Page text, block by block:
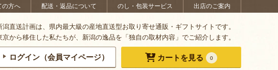
の方へ 配送・返品について のし・包装サービス 出店のご案内
潟直送計画は、県内最大級の産地直送型お取り寄せ通販・ギフトサイトです。
京から移住した私たちが、新潟の逸品を「独自の取材内容」でご紹介します。
ログイン（会員マイページ） カートを見る 0